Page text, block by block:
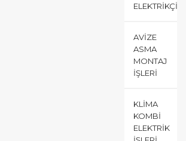
ELEKTRIKÇI
AVIZE
ASMA
MONTAJ
İŞLERI
KLIMA
KOMBI
ELEKTRIK